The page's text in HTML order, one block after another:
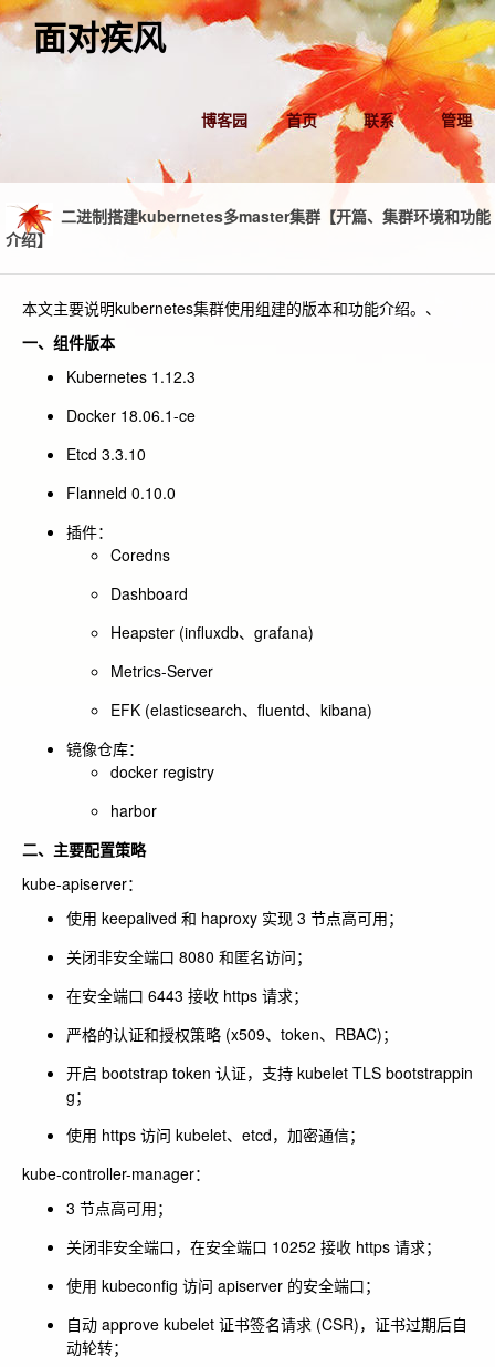
面对疾风
博客园 首页 联系 管理
二进制搭建kubernetes多master集群【开篇、集群环境和功能
介绍】
本文主要说明kubernetes集群使用组建的版本和功能介绍。、
一、组件版本
Kubernetes 1.12.3
Docker 18.06.1-ce
Etcd 3.3.10
Flanneld 0.10.0
插件：
Coredns
Dashboard
Heapster (influxdb、grafana)
Metrics-Server
EFK (elasticsearch、fluentd、kibana)
镜像仓库：
docker registry
harbor
二、主要配置策略
kube-apiserver：
使用 keepalived 和 haproxy 实现 3 节点高可用；
关闭非安全端口 8080 和匿名访问；
在安全端口 6443 接收 https 请求；
严格的认证和授权策略 (x509、token、RBAC)；
开启 bootstrap token 认证，支持 kubelet TLS bootstrappin
g；
使用 https 访问 kubelet、etcd，加密通信；
kube-controller-manager：
3 节点高可用；
关闭非安全端口，在安全端口 10252 接收 https 请求；
使用 kubeconfig 访问 apiserver 的安全端口；
自动 approve kubelet 证书签名请求 (CSR)，证书过期后自
动轮转；